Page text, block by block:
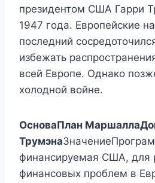
президентом США Гарри
1947 года. Европейские
последний
избежать
всей Европе. Однако
холодной войне.
ОсноваПлан Маршалла
Трумэна
финансируемая США, для
финансовых проблем в